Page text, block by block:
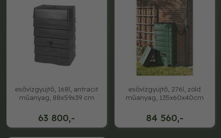
63 800,-
esővízgyüjtő, 168l, antracit
műanyag, 88x59x39 cm
84 560,-
esővízgyüjtő, 276l, zöld
műanyag, 135x60x40cm